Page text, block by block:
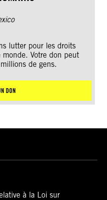
lutter pour les droits
Votre don peut
de gens.
DON
à la Loi sur